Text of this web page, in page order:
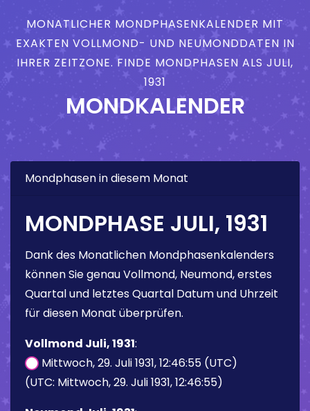
MONATLICHER MONDPHASENKALENDER MIT
EXAKTEN VOLLMOND- UND NEUMONDDATEN IN
IHRER ZEITZONE. FINDE MONDPHASEN ALS JULI,
1931
MONDKALENDER
Mondphasen in diesem Monat
MONDPHASE JULI, 1931
Dank des Monatlichen Mondphasenkalenders
können Sie genau Vollmond, Neumond, erstes
Quartal und letztes Quartal Datum und Uhrzeit
für diesen Monat überprüfen.
Vollmond Juli, 1931:
Mittwoch, 29. Juli 1931, 12:46:55 (UTC)
(UTC: Mittwoch, 29. Juli 1931, 12:46:55)